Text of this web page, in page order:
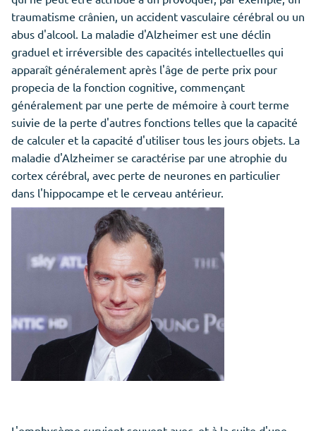
traumatisme crânien, un accident vasculaire cérébral ou un
abus d'alcool. La maladie d'Alzheimer est une déclin
graduel et irréversible des capacités intellectuelles qui
apparaît généralement après l'âge de perte prix pour
propecia de la fonction cognitive, commençant
généralement par une perte de mémoire à court terme
suivie de la perte d'autres fonctions telles que la capacité
de calculer et la capacité d'utiliser tous les jours objets. La
maladie d'Alzheimer se caractérise par une atrophie du
cortex cérébral, avec perte de neurones en particulier
dans l'hippocampe et le cerveau antérieur.